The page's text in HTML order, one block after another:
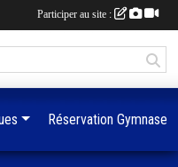
Réservation Gymnase
Participer au site :